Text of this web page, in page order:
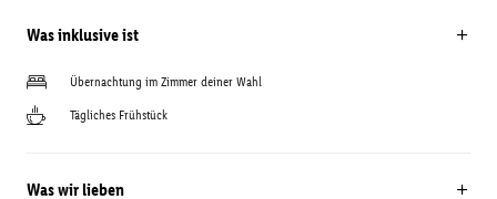
Was inklusive ist
Übernachtung im Zimmer deiner Wahl
Tägliches Frühstück
Was wir lieben